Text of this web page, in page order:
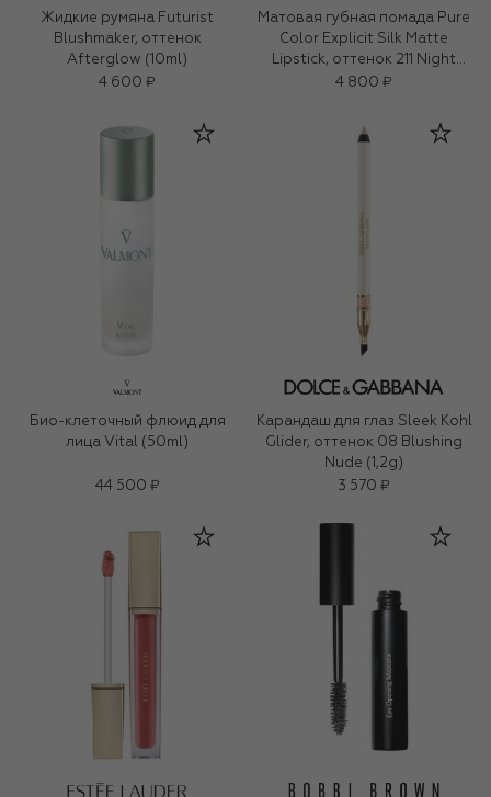
Жидкие румяна Futurist
Blushmaker, оттенок
Afterglow (10ml)
4 600 ₽
Матовая губная помада Pure
Color Explicit Silk Matte
Lipstick, оттенок 211 Night
Moves (0,7ml)
4 800 ₽
Био-клеточный флюид для
лица Vital (50ml)
44 500 ₽
Карандаш для глаз Sleek Kohl
Glider, оттенок 08 Blushing
Nude (1,2g)
3 570 ₽